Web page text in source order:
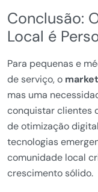
Conclusão:
Local é
Para pequenas e
de serviço, o
mas uma
conquistar clientes
de otimização
tecnologias
comunidade local
crescimento sólido.